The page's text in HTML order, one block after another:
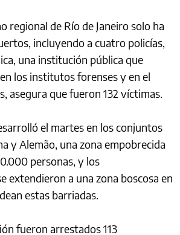
regional de Río de Janeiro solo ha
incluyendo a cuatro policías,
una institución pública que
los institutos forenses y en el
asegura que fueron 132 víctimas.
el martes en los conjuntos
y Alemão, una zona empobrecida
personas, y los
extendieron a una zona boscosa en
estas barriadas.
fueron arrestados 113